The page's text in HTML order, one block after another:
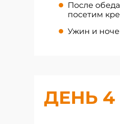
После
посетим
Ужин и
ДЕНЬ 4